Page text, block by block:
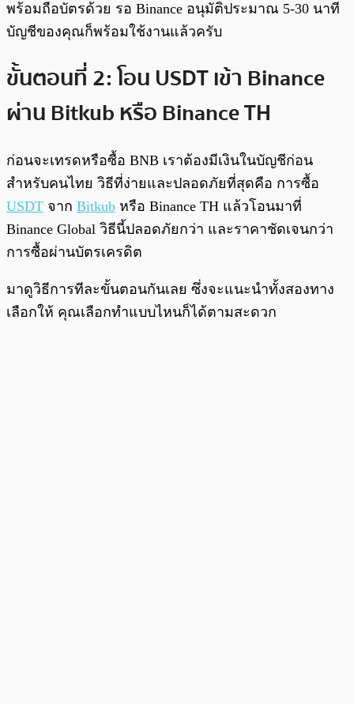
พร้อมถือบัตรด้วย รอ Binance อนุมัติประมาณ 5-30 นาที
บัญชีของคุณก็พร้อมใช้งานแล้วครับ
ขั้นตอนที่ 2: โอน USDT เข้า Binance
ผ่าน Bitkub หรือ Binance TH
ก่อนจะเทรดหรือซื้อ BNB เราต้องมีเงินในบัญชีก่อน
สำหรับคนไทย วิธีที่ง่ายและปลอดภัยที่สุดคือ การซื้อ
USDT จาก Bitkub หรือ Binance TH แล้วโอนมาที่
Binance Global วิธีนี้ปลอดภัยกว่า และราคาชัดเจนกว่า
การซื้อผ่านบัตรเครดิต
มาดูวิธีการทีละขั้นตอนกันเลย ซึ่งจะแนะนำทั้งสองทาง
เลือกให้ คุณเลือกทำแบบไหนก็ได้ตามสะดวก